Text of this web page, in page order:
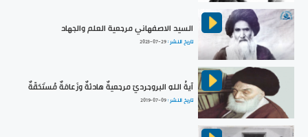
السيد الاصفهاني مرجعية العلم والجهاد
تاريخ النشر :2023-07-29
آيةُ اللهِ البروجرديّ مرجعيةٌ هادئةٌ وزَعامَةٌ مُستَحَقّةٌ
تاريخ النشر :2019-07-09